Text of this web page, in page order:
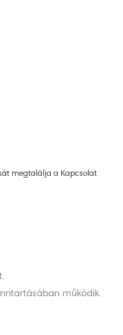
megtalálja a Kapcsolat
működik.